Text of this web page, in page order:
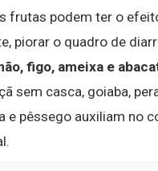
frutas podem ter o
piorar o quadro de
figo, ameixa e
sem casca, goiaba,
e pêssego auxiliam no